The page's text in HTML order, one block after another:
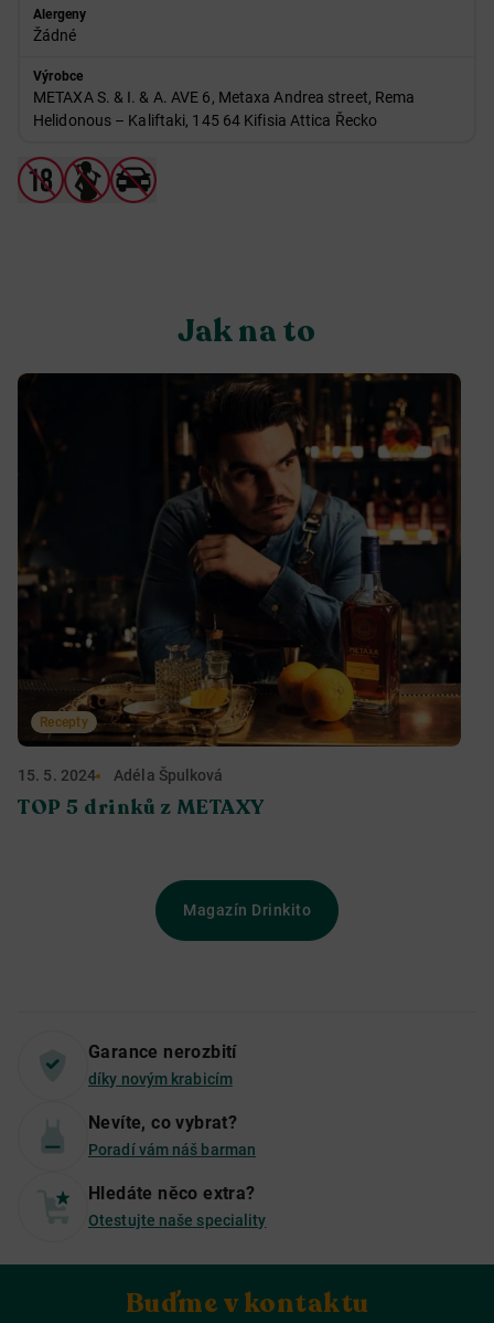
Alergeny
Žádné
Výrobce
METAXA S. & I. & A. AVE 6, Metaxa Andrea street, Rema
Helidonous – Kaliftaki, 145 64 Kifisia Attica Řecko
Jak na to
Recepty
15. 5. 2024 Adéla Špulková
TOP 5 drinků z METAXY
Magazín Drinkito
Garance nerozbití
díky novým krabicím
Nevíte, co vybrat?
Poradí vám náš barman
Hledáte něco extra?
Otestujte naše speciality
Buďme v kontaktu